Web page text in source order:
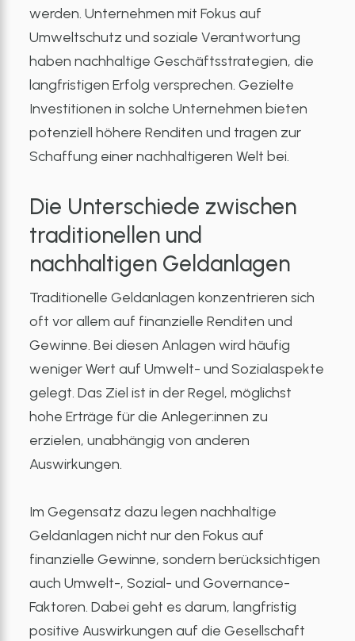
werden. Unternehmen mit Fokus auf
Umweltschutz und soziale Verantwortung
haben nachhaltige Geschäftsstrategien, die
langfristigen Erfolg versprechen. Gezielte
Investitionen in solche Unternehmen bieten
potenziell höhere Renditen und tragen zur
Schaffung einer nachhaltigeren Welt bei.
Die Unterschiede zwischen
traditionellen und
nachhaltigen Geldanlagen
Traditionelle Geldanlagen konzentrieren sich
oft vor allem auf finanzielle Renditen und
Gewinne. Bei diesen Anlagen wird häufig
weniger Wert auf Umwelt- und Sozialaspekte
gelegt. Das Ziel ist in der Regel, möglichst
hohe Erträge für die Anleger:innen zu
erzielen, unabhängig von anderen
Auswirkungen.
Im Gegensatz dazu legen nachhaltige
Geldanlagen nicht nur den Fokus auf
finanzielle Gewinne, sondern berücksichtigen
auch Umwelt-, Sozial- und Governance-
Faktoren. Dabei geht es darum, langfristig
positive Auswirkungen auf die Gesellschaft